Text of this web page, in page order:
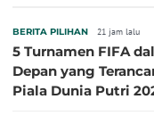
BERITA PILIHAN 21 jam lalu
5 Turnamen FIFA
Depan yang
Piala Dunia Putri